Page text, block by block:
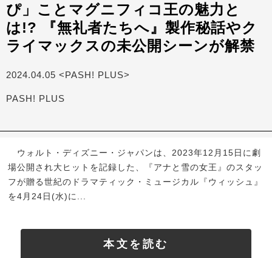
ぴ」ことマグニフィコ王の魅力と
は!? 『無礼者たちへ』製作秘話やク
ライマックスの未公開シーンが解禁
2024.04.05 <PASH! PLUS>
PASH! PLUS
ウォルト・ディズニー・ジャパンは、2023年12月15日に劇
場公開され大ヒットを記録した、『アナと雪の女王』のスタッ
フが贈る世紀のドラマティック・ミュージカル『ウィッシュ』
を4月24日(水)に...
本文を読む